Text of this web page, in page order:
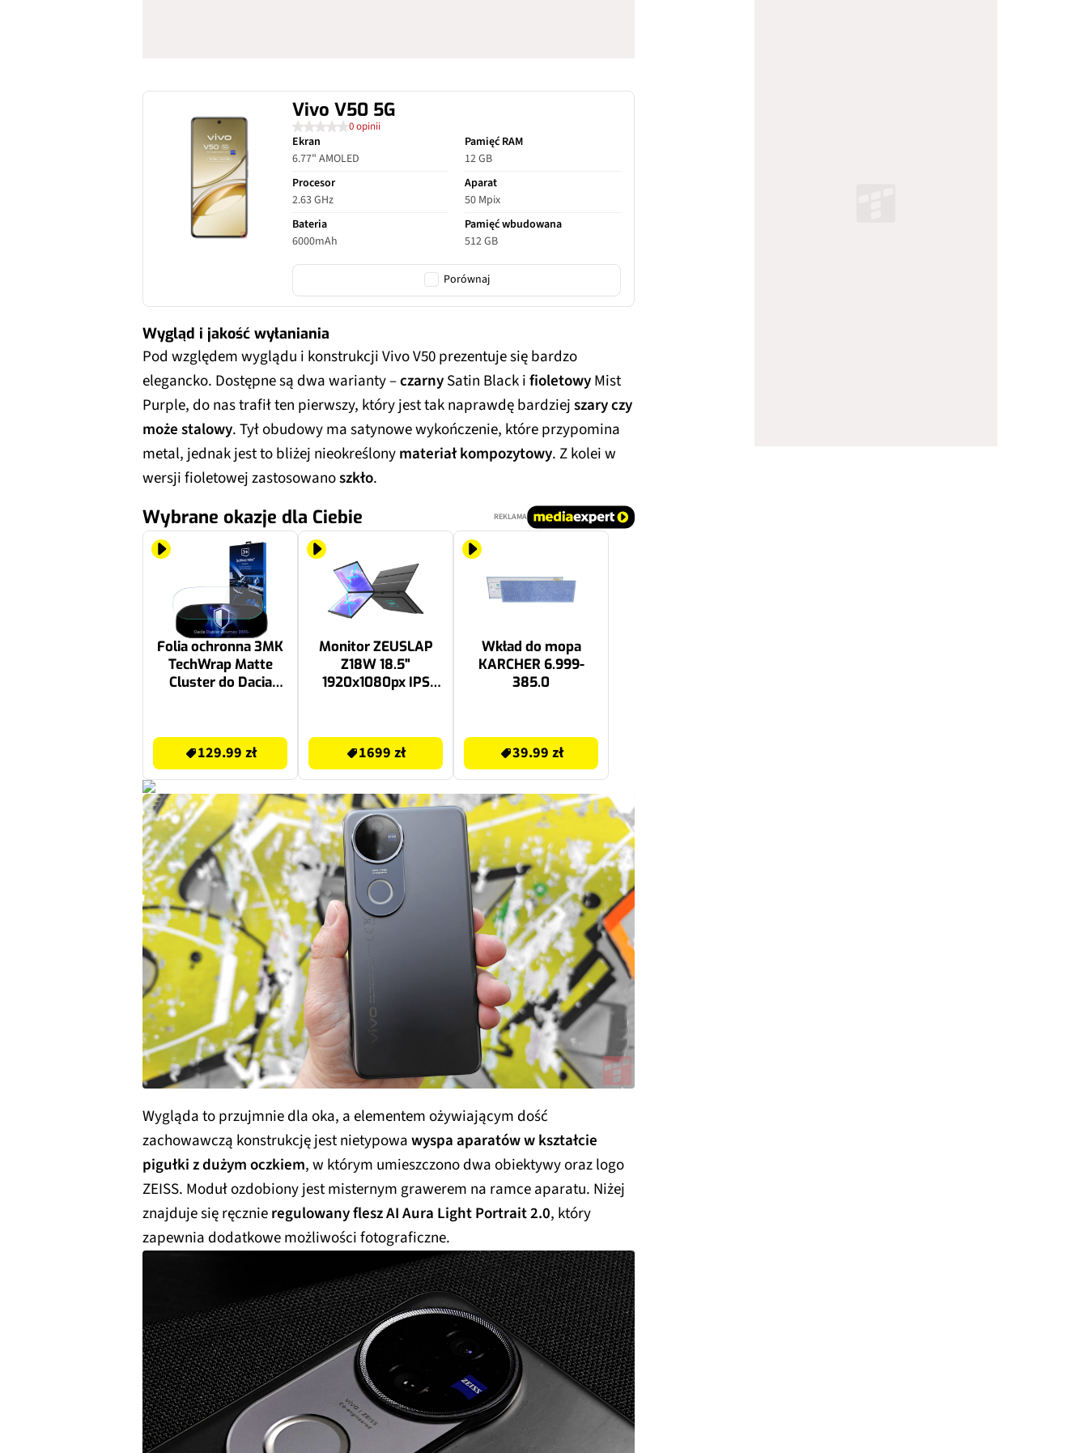
Vivo V50 5G
0 opinii
Ekran
6.77" AMOLED
Pamięć RAM
12 GB
Procesor
2.63 GHz
Aparat
50 Mpix
Bateria
6000mAh
Pamięć wbudowana
512 GB
Porównaj
Wygląd i jakość wyłaniania
Pod względem wyglądu i konstrukcji Vivo V50 prezentuje się bardzo
elegancko. Dostępne są dwa warianty –czarnySatin Black ifioletowyMist
Purple, do nas trafił ten pierwszy, który jest tak naprawdę bardziejszary czy
może stalowy. Tył obudowy ma satynowe wykończenie, które przypomina
metal, jednak jest to bliżej nieokreślonymateriał kompozytowy. Z kolei w
wersji fioletowej zastosowanoszkło.
Wybrane okazje dla Ciebie REKLAMA
Folia ochronna 3MK
TechWrap Matte
Cluster do Dacia
129.99 zł
Monitor ZEUSLAP
Z18W 18.5"
1920x1080px IPS
1699 zł
Wkład do mopa
KARCHER 6.999-
385.0
39.99 zł
Wygląda to przujmnie dla oka, a elementem ożywiającym dość
zachowawczą konstrukcję jest nietypowawyspa aparatów w kształcie
pigułki z dużym oczkiem, w którym umieszczono dwa obiektywy oraz logo
ZEISS. Moduł ozdobiony jest misternym grawerem na ramce aparatu. Niżej
znajduje się ręcznieregulowany flesz AI Aura Light Portrait 2.0, który
zapewnia dodatkowe możliwości fotograficzne.